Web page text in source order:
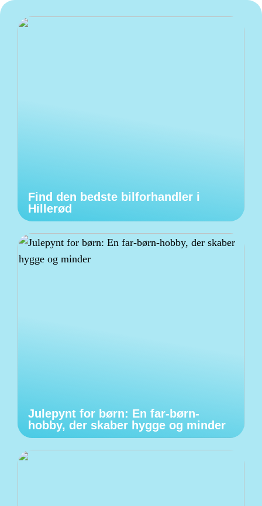
Find den bedste bilforhandler i
Hillerød
Julepynt for børn: En far-børn-
hobby, der skaber hygge og minder